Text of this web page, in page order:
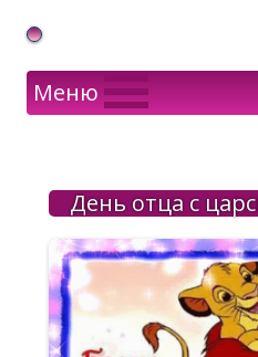
Gif Открытки в подарок
Меню
День отца с